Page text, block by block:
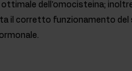
dell'omocisteina;
il corretto funzionamento del